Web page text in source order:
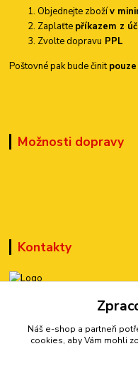
Objednejte zbožív
Zaplaťte příkazem z
Zvolte dopravu PPL
Poštovné pak bude činit
Možnosti dopravy
Kontakty
+420 777 899 301
sedmi@kraska1.cz
Náš e-shop a partneři
cookies, aby Vám mohli